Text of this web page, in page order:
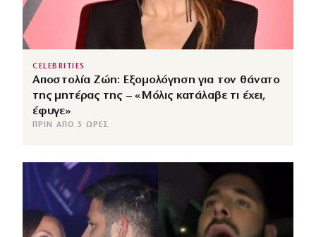
CELEBRITIES
Αποστολία Ζώη: Εξομολόγηση για τον θάνατο
της μητέρας της – «Μόλις κατάλαβε τι έχει,
έφυγε»
ΠΡΙΝ ΑΠΌ 5 ΏΡΕΣ